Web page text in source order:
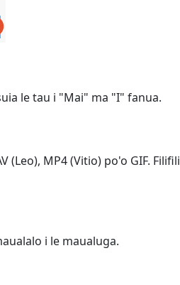
le tau i "Mai" ma "I" fanua.
MP4 (Vitio) po'o GIF. Filifili
i le maualuga.